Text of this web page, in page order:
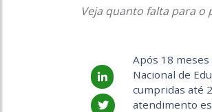
Veja quanto falta para o
Após 18
Nacional de
cumpridas até
atendimento